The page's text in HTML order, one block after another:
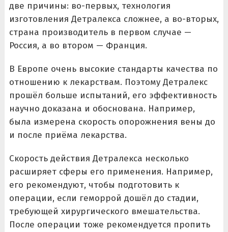
две причины: во-первых, технология
изготовления Детралекса сложнее, а во-вторых,
страна производитель в первом случае —
Россия, а во втором — Франция.
В Европе очень высокие стандарты качества по
отношению к лекарствам. Поэтому Детралекс
прошёл больше испытаний, его эффективность
научно доказана и обоснована. Например,
была измерена скорость опорожнения вены до
и после приёма лекарства.
Скорость действия Детралекса несколько
расширяет сферы его применения. Например,
его рекомендуют, чтобы подготовить к
операции, если геморрой дошёл до стадии,
требующей хирургического вмешательства.
После операции тоже рекомендуется пропить